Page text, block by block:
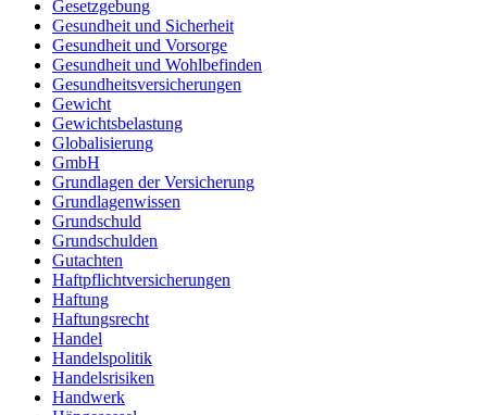
Gesetzgebung
Gesundheit und Sicherheit
Gesundheit und Vorsorge
Gesundheit und Wohlbefinden
Gesundheitsversicherungen
Gewicht
Gewichtsbelastung
Globalisierung
GmbH
Grundlagen der Versicherung
Grundlagenwissen
Grundschuld
Grundschulden
Gutachten
Haftpflichtversicherungen
Haftung
Haftungsrecht
Handel
Handelspolitik
Handelsrisiken
Handwerk